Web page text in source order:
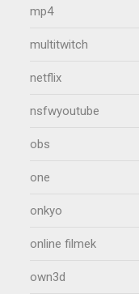
mp4
multitwitch
netflix
nsfwyoutube
obs
one
onkyo
online filmek
own3d